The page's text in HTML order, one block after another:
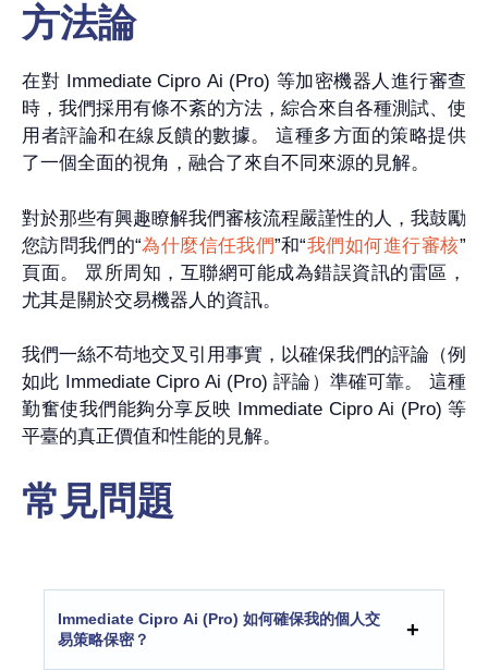
方法論
在對 Immediate Cipro Ai (Pro) 等加密機器人進行審查
時，我們採用有條不紊的方法，綜合來自各種測試、使
用者評論和在線反饋的數據。 這種多方面的策略提供
了一個全面的視角，融合了來自不同來源的見解。
對於那些有興趣瞭解我們審核流程嚴謹性的人，我鼓勵
您訪問我們的“為什麼信任我們”和“我們如何進行審核”
頁面。 眾所周知，互聯網可能成為錯誤資訊的雷區，
尤其是關於交易機器人的資訊。
我們一絲不苟地交叉引用事實，以確保我們的評論（例
如此 Immediate Cipro Ai (Pro) 評論）準確可靠。 這種
勤奮使我們能夠分享反映 Immediate Cipro Ai (Pro) 等
平臺的真正價值和性能的見解。
常見問題
Immediate Cipro Ai (Pro) 如何確保我的個人交
易策略保密？